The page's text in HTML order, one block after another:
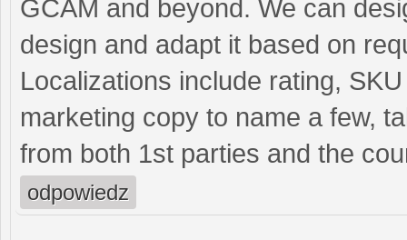
GCAM and beyond. We can
design and adapt it based on
Localizations include rating,
marketing copy to name a few,
from both 1st parties and the
odpowiedz